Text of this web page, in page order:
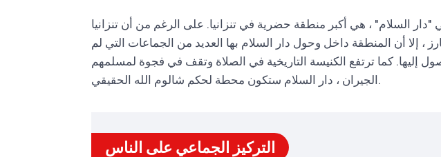
"دار السلام" ، هي أكبر منطقة حضرية في تنزانيا. على الرغم من أن تنزانيا
، إلا أن المنطقة داخل وحول دار السلام بها العديد من الجماعات التي لم
إليها. كما ترتفع الكنيسة التاريخية في الصلاة وتقف في فجوة لمسلمهم
الجيران ، دار السلام ستكون محطة لحكم شالوم الله الحقيقي.
التركيز الجماعي على الناس